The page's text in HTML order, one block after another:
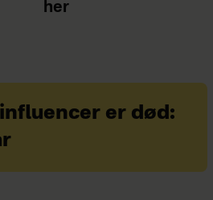
her
er død: